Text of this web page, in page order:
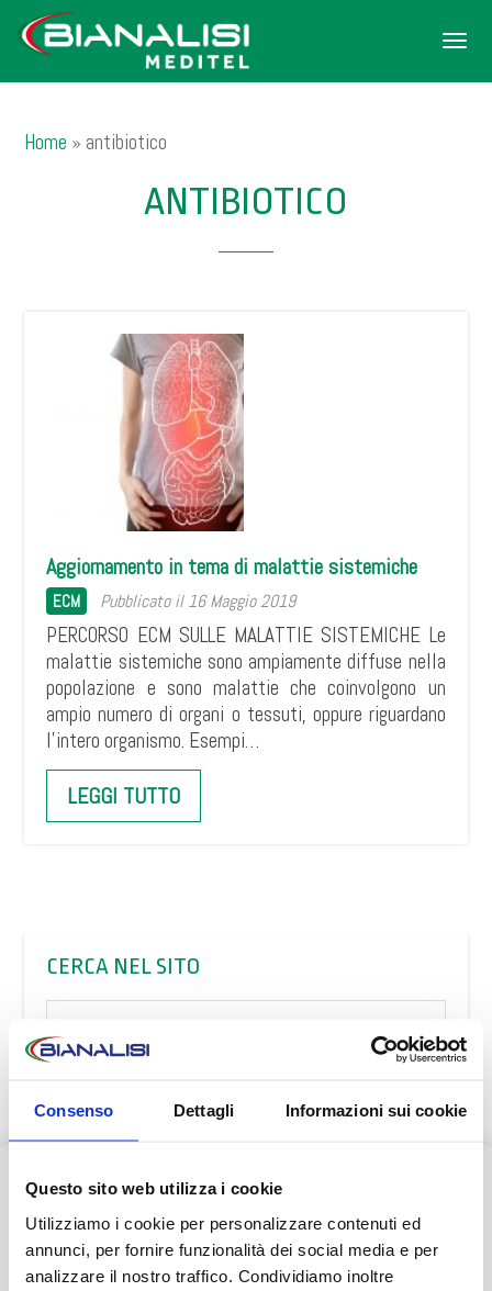
Consenso Dettagli Informazioni sui cookie
Questo sito web utilizza i cookie
Utilizziamo i cookie per personalizzare contenuti ed
annunci, per fornire funzionalità dei social media e per
analizzare il nostro traffico. Condividiamo inoltre
Menu
Home » antibiotico
ANTIBIOTICO
Aggiornamento in tema di malattie sistemiche
ECM Pubblicato il 16 Maggio 2019
PERCORSO ECM SULLE MALATTIE SISTEMICHE Le
malattie sistemiche sono ampiamente diffuse nella
popolazione e sono malattie che coinvolgono un
ampio numero di organi o tessuti, oppure riguardano
l’intero organismo. Esempi…
LEGGI TUTTO
CERCA NEL SITO
AVVISO AI PAZIENTI
Durante il mese di agosto alcuni Centri potrebbero osservare
orari ridotti o periodi di chiusura.